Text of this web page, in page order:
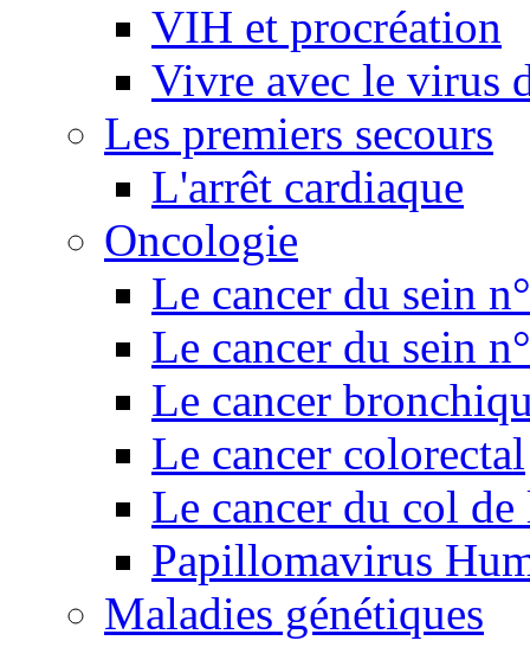
VIH et procréation
Vivre avec le virus
Les premiers secours
L'arrêt cardiaque
Oncologie
Le cancer du sein
Le cancer du sein
Le cancer
Le cancer colorectal
Le cancer du col de
Papillomavirus
Maladies génétiques